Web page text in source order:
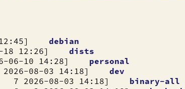
12:45] debian
18 12:26] dists
06-10 14:28] personal
08-03 14:18] dev
08-03 14:18] binary-all